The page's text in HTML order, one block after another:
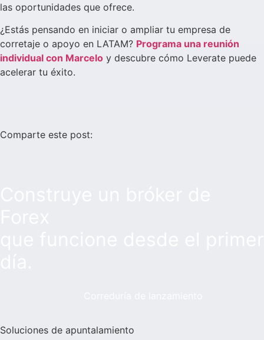
las oportunidades que ofrece.
¿Estás pensando en iniciar o ampliar tu empresa de
corretaje o apoyo en LATAM? Programa una reunión
individual con Marcelo y descubre cómo Leverate puede
acelerar tu éxito.
Comparte este post:
Soluciones de apuntalamiento